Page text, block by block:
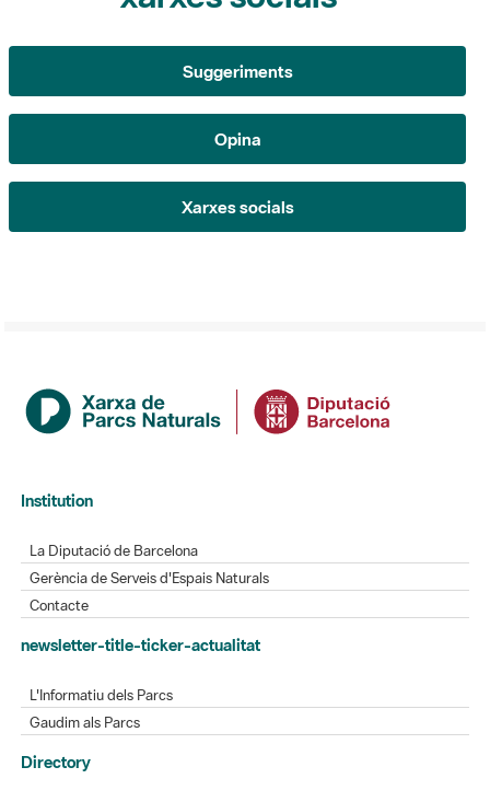
Opina
Xarxes socials
La Diputació de Barcelona
Contacte
newsletter-title-ticker-actualitat
L'Informatiu dels Parcs
Directory
Directori de contacte